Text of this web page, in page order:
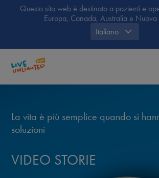
Questo sito web è destinato a pazienti e
Europa, Canada, Australia e
Italiano
La vita è più semplice quando si
soluzioni
VIDEO STORIE